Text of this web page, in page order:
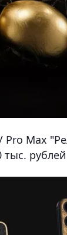
Max
тыс.